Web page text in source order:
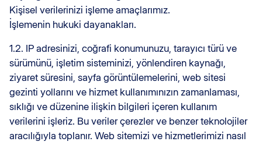
Kişisel verilerinizi işleme amaçlarımız.
İşlemenin hukuki dayanakları.
1.2. IP adresinizi, coğrafi konumunuzu, tarayıcı türü ve
sürümünü, işletim sisteminizi, yönlendiren kaynağı,
ziyaret süresini, sayfa görüntülemelerini, web sitesi
gezinti yollarını ve hizmet kullanımınızın zamanlaması,
sıklığı ve düzenine ilişkin bilgileri içeren kullanım
verilerini işleriz. Bu veriler çerezler ve benzer teknolojiler
aracılığıyla toplanır. Web sitemizi ve hizmetlerimizi nasıl